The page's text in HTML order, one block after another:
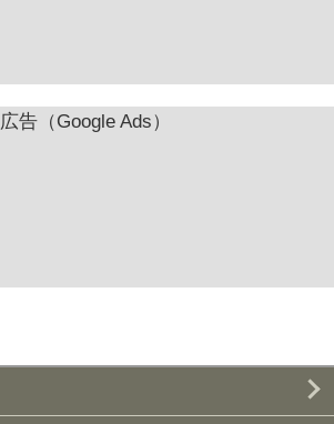
広告（Google Ads）